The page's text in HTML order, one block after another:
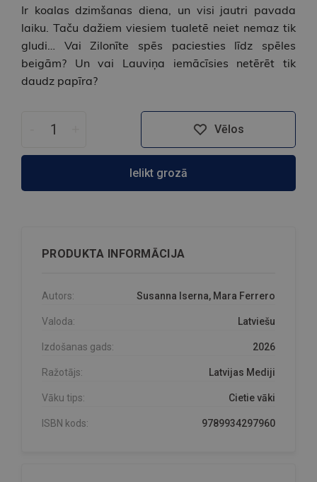
Ir koalas dzimšanas diena, un visi jautri pavada
laiku. Taču dažiem viesiem tualetē neiet nemaz tik
gludi… Vai Zilonīte spēs paciesties līdz spēles
beigām? Un vai Lauviņa iemācīsies netērēt tik
daudz papīra?
Vēlos
Ielikt grozā
PRODUKTA INFORMĀCIJA
Autors: Susanna Iserna, Mara Ferrero
Valoda: Latviešu
Izdošanas gads: 2026
Ražotājs: Latvijas Mediji
Vāku tips: Cietie vāki
ISBN kods: 9789934297960